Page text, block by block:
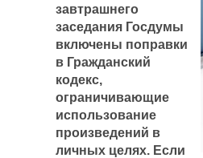
завтрашнего
заседания Госдумы
включены поправки
в Гражданский
кодекс,
ограничивающие
использование
произведений в
личных целях. Если